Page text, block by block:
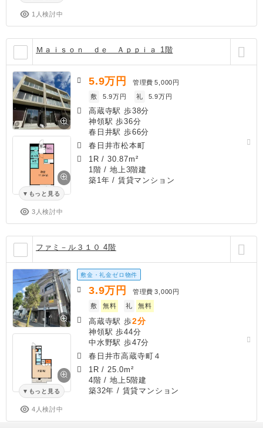
1人検討中
Ｍａｉｓｏｎ ｄｅ Ａｐｐｉａ 1階
もっと見る
3人検討中
5.9万円 管理費 5,000円
敷
5.9万円 礼 5.9万円
高蔵寺駅 歩38分
神領駅 歩36分
春日井駅 歩66分
春日井市松本町
1R /30.87m²
1階 / 地上3階建
築1年 / 賃貸マンション
ファミ－ル３１０ 4階
もっと見る
4人検討中
敷金・礼金ゼロ物件
3.9万円 管理費 3,000円
敷
無料 礼 無料
高蔵寺駅 歩2分
神領駅 歩44分
中水野駅 歩47分
春日井市高蔵寺町４
1R / 25.0m²
4階 / 地上5階建
築32年 / 賃貸マンション